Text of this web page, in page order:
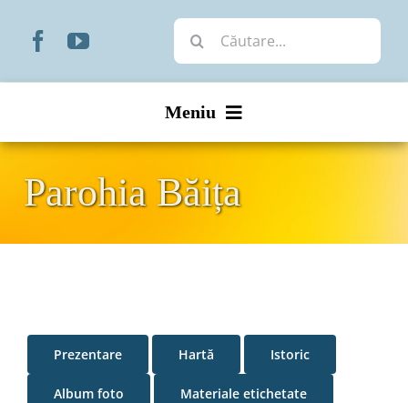
Cautare...
Meniu
Liturgic
Parohia Băița
Prezentare Hartă Istoric
Album foto Materiale etichetate